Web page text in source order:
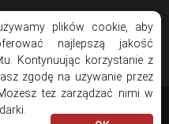
plików cookie, aby
najlepszą jakość
Kontynuując korzystanie z
zgodę na używanie przez
też zarządzać nimi w